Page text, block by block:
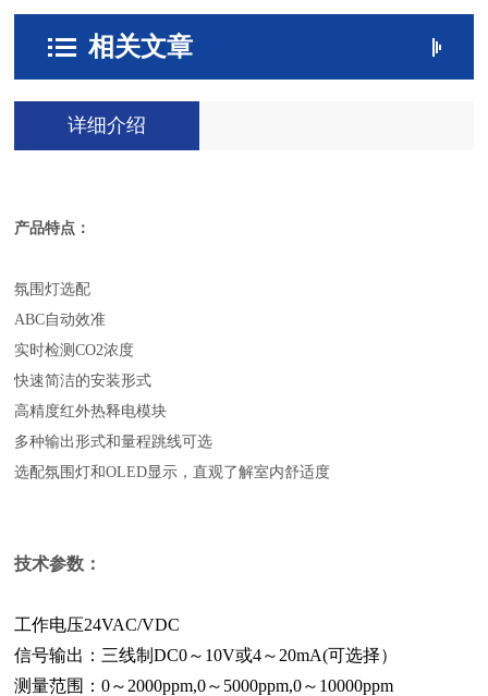
相关文章
详细介绍
产品特点：
氛围灯选配
ABC自动效准
实时检测CO2浓度
快速简洁的安装形式
高精度红外热释电模块
多种输出形式和量程跳线可选
选配氛围灯和OLED显示，直观了解室内舒适度
技术参数：
工作电压24VAC/VDC
信号输出：三线制DC0～ 10V或4～ 20mA(可选择）
测量范围：0～ 2000ppm,0～5000ppm,0～10000ppm